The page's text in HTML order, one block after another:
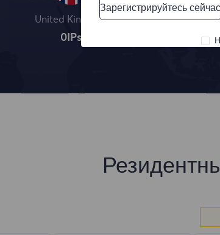
United Kingdom
0 IPs
France
IPs
Зарегистрируйтесь сейчас